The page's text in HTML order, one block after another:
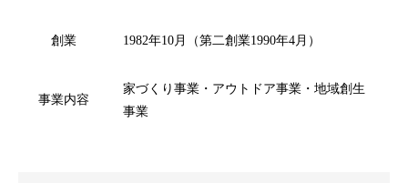
創業 1982年10月（第二創業1990年4月）
事業内容
家づくり事業・アウトドア事業・地域創生
事業